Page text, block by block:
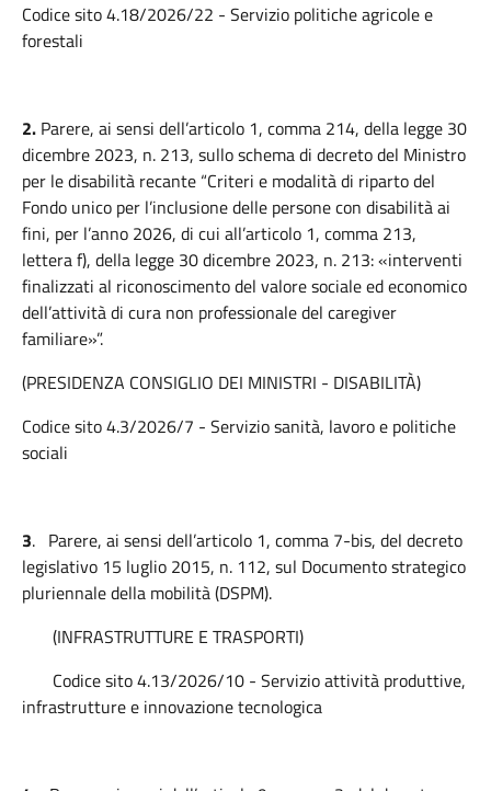
Codice sito 4.18/2026/22 - Servizio politiche agricole e
forestali
2. Parere, ai sensi dell’articolo 1, comma 214, della legge 30
dicembre 2023, n. 213, sullo schema di decreto del Ministro
per le disabilità recante “Criteri e modalità di riparto del
Fondo unico per l’inclusione delle persone con disabilità ai
fini, per l’anno 2026, di cui all’articolo 1, comma 213,
lettera f), della legge 30 dicembre 2023, n. 213: «interventi
finalizzati al riconoscimento del valore sociale ed economico
dell’attività di cura non professionale del caregiver
familiare»”.
(PRESIDENZA CONSIGLIO DEI MINISTRI - DISABILITÀ)
Codice sito 4.3/2026/7 - Servizio sanità, lavoro e politiche
sociali
3. Parere, ai sensi dell’articolo 1, comma 7-bis, del decreto
legislativo 15 luglio 2015, n. 112, sul Documento strategico
pluriennale della mobilità (DSPM).
(INFRASTRUTTURE E TRASPORTI)
Codice sito 4.13/2026/10 - Servizio attività produttive,
infrastrutture e innovazione tecnologica